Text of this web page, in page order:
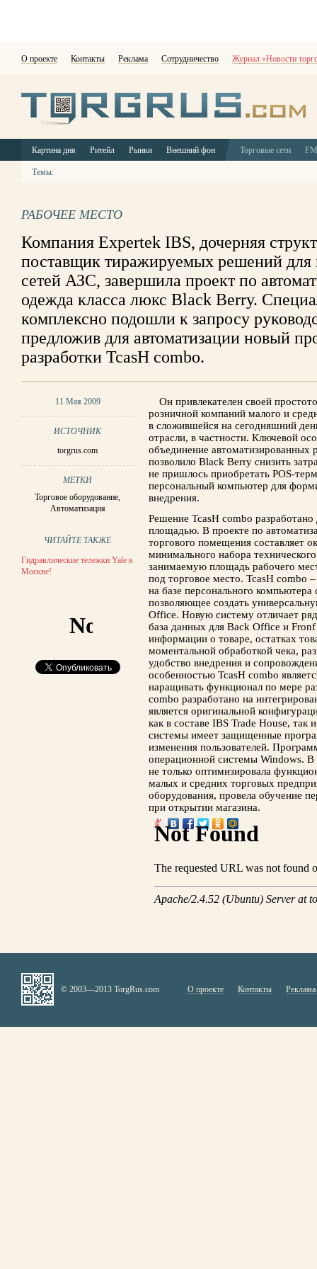
О проекте Контакты Реклама Сотрудничество Журнал «Новости
Картина дня Ритейл Рынки Внешний фон Торговые сети
Темы:
РАБОЧЕЕ МЕСТО
Компания Expertek IBS, дочерняя
поставщик тиражируемых решений для
сетей АЗС, завершила проект по
одежда класса люкс Black Berry.
комплексно подошли к запросу
предложив для автоматизации новый
разработки TcasH combo.
11 Мая 2009
ИСТОЧНИК
torgrus.com
МЕТКИ
Торговое оборудование,
Автоматизация
ЧИТАЙТЕ ТАКЖЕ
Гидравлические тележки Yale в
Москве!
Он привлекателен своей
розничной компаний малого и
в сложившейся на сегодняшний
отрасли, в частности. Ключевой
объединение автоматизированных
позволило Black Berry снизить
не пришлось приобретать POS-
персональный компьютер для
внедрения.
Решение TcasH combo
площадью. В проекте по
торгового помещения составляет
минимального набора
занимаемую площадь рабочего
под торговое место. TcasH combo
на базе персонального
позволяющее создать
Office. Новую систему отличает
база данных для Back Office и
информации о товаре, остатках
моментальной обработкой чека,
удобство внедрения и
особенностью TcasH combo
наращивать функционал по мере
combo разработано на
является оригинальной
как в составе IBS Trade House,
системы имеет защищенные
изменения пользователей.
операционной системы Windows.
не только оптимизировала
малых и средних торговых
оборудования, провела обучение
при открытии магазина.
© 2003—2013 TorgRus.com О проекте Контакты Реклама